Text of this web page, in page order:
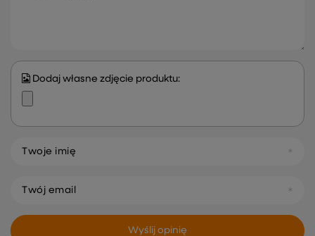
Dodaj własne zdjęcie produktu:
Twoje imię
Twój email
Wyślij opinię